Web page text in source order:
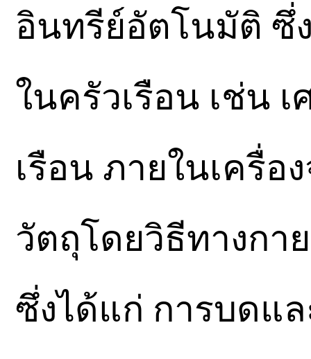
อินทรีย์อัตโนมัติ ซึ่
ในครัวเรือน เช่น
เรือน ภายในเครื่อ
วัตถุโดยวิธีทางกาย
ซึ่งได้แก่ การบดแ